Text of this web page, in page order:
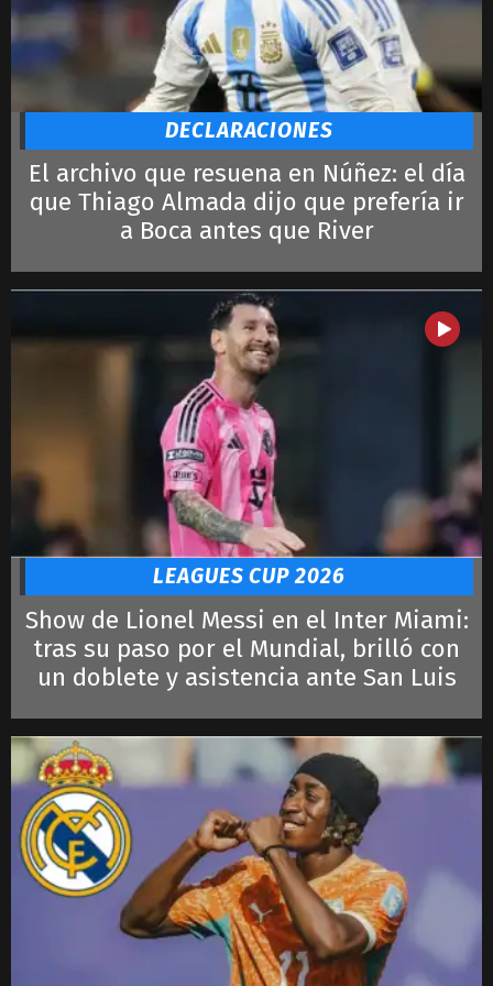
Djokovic
Ronaldo
DECLARACIONES
El archivo que resuena en Núñez: el día
que Thiago Almada dijo que prefería ir
a Boca antes que River
LEAGUES CUP 2026
Show de Lionel Messi en el Inter Miami:
tras su paso por el Mundial, brilló con
un doblete y asistencia ante San Luis